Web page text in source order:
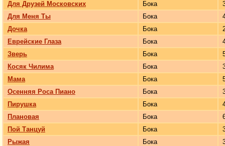
Для Друзей Московских
Бока
Для Меня Ты
Бока
Дочка
Бока
Еврейские Глаза
Бока
Зверь
Бока
Косяк Чилима
Бока
Мама
Бока
Осенняя Роса Пиано
Бока
Пирушка
Бока
Плановая
Бока
Пой Танцуй
Бока
Рыжая
Бока